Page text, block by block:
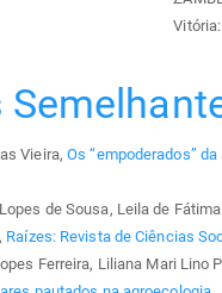
Vieira,Os “empoderados”
de Sousa, Leila de
, Raízes: Revista de Ciências
Ferreira, Liliana Mari Lino